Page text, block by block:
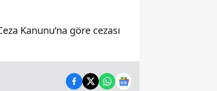
Kanunu’na göre cezası